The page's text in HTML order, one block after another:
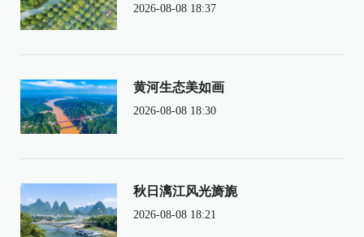
2026-08-08 18:37
黄河生态美如画
2026-08-08 18:30
秋日漓江风光旖旎
2026-08-08 18:21